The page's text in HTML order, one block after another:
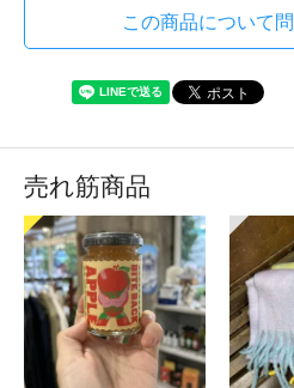
この商品について
売れ筋商品